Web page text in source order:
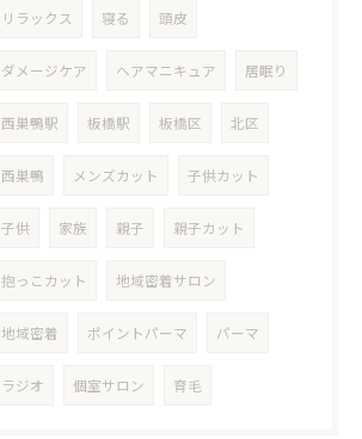
リラックス 寝る 頭皮
ダメージケア ヘアマニキュア 居眠り
西巣鴨駅 板橋駅 板橋区 北区
西巣鴨 メンズカット 子供カット
子供 家族 親子 親子カット
抱っこカット 地域密着サロン
地域密着 ポイントパーマ パーマ
ラジオ 個室サロン 育毛